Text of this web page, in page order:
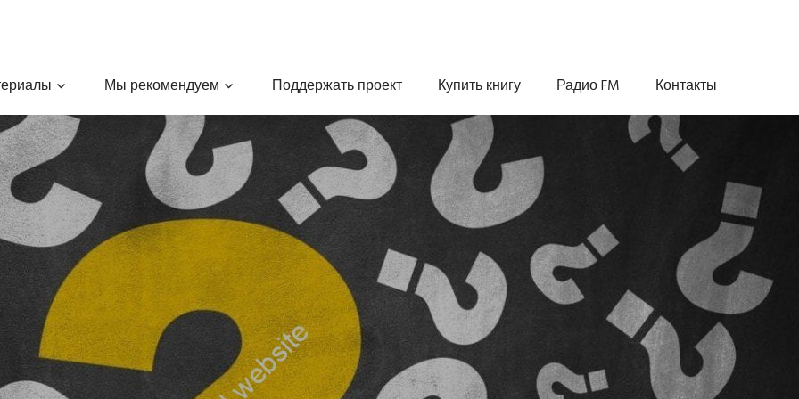
Мы рекомендуем Поддержать проект Купить книгу Радио FM Контакты